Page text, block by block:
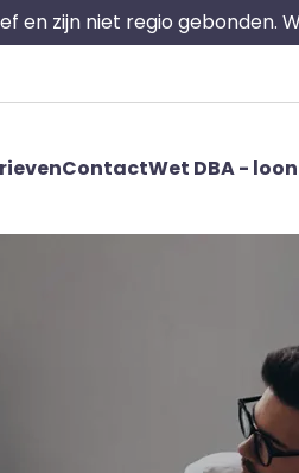
en zijn niet regio gebonden.
ContactWet DBA -